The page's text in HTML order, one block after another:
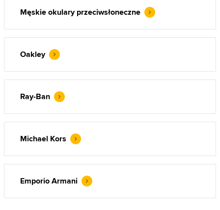
Męskie okulary przeciwsłoneczne
Oakley
Ray-Ban
Michael Kors
Emporio Armani